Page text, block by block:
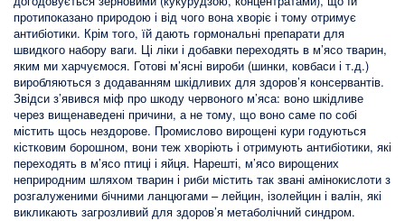
протипоказано природою і від чого вона хворіє і тому отримує
антибіотики. Крім того, їй дають гормональні препарати для
швидкого набору ваги. Ці ліки і добавки переходять в м’ясо тварин,
яким ми харчуємося. Готові м’ясні вироби (шинки, ковбаси і т.д.)
виробляються з додаванням шкідливих для здоров’я консервантів.
Звідси з’явився міф про шкоду червоного м’яса: воно шкідливе
через вищенаведені причини, а не тому, що воно саме по собі
містить щось нездорове. Промислово вирощені кури годуються
кістковим борошном, вони теж хворіють і отримують антибіотики, які
переходять в м’ясо птиці і яйця. Нарешті, м’ясо вирощених
неприродним шляхом тварин і риби містить так звані амінокислоти з
розгалуженими бічними ланцюгами – лейцин, ізолейцин і валін, які
викликають загрозливий для здоров’я метаболічний синдром.